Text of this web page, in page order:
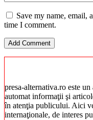
Save my name, email,
time I comment.
presa-alternativa.ro este
automat informaţii şi
în atenţia publicului. Aici
internaţionale, de interes